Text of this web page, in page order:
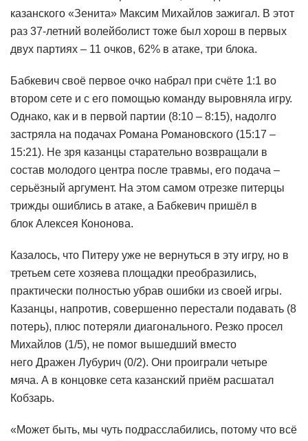
казанского «Зенита» Максим Михайлов зажигал. В этот
раз 37-летний волейболист тоже был хорош в первых
двух партиях – 11 очков, 62% в атаке, три блока.
Бабкевич своё первое очко набрал при счёте 1:1 во
втором сете и с его помощью команду выровняла игру.
Однако, как и в первой партии (8:10 – 8:15), надолго
застряла на подачах Романа Романовского (15:17 –
15:21). Не зря казанцы старательно возвращали в
состав молодого центра после травмы, его подача –
серьёзный аргумент. На этом самом отрезке питерцы
трижды ошиблись в атаке, а Бабкевич пришёл в
блок Алексея Кононова.
Казалось, что Питеру уже не вернуться в эту игру, но в
третьем сете хозяева площадки преобразились,
практически полностью убрав ошибки из своей игры.
Казанцы, напротив, совершенно перестали подавать (8
потерь), плюс потеряли диагонального. Резко просел
Михайлов (1/5), не помог вышедший вместо
него Дражен Лубурич (0/2). Они проиграли четыре
мяча. А в концовке сета казанский приём расшатал
Кобзарь.
«Может быть, мы чуть подрасслабились, потому что всё